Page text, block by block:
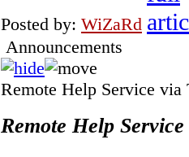
Posted by: WiZaRd
Announcements
Remote Help Service via
Remote Help